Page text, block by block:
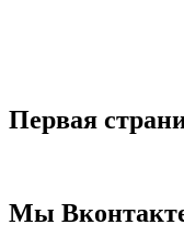
Первая
Мы